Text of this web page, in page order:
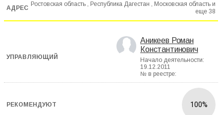
Ростовская область , Республика Дагестан , Московская область и
еще 38
Аникеев Роман
Константинович
Начало деятельности:
19.12.2011
№ в реестре:
100%